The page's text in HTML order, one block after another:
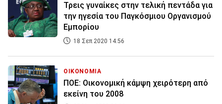
Τρεις γυναίκες στην τελική πεντάδα για
την ηγεσία του Παγκόσμιου Οργανισμού
Εμπορίου
18 Σεπ 2020 14:56
ΟΙΚΟΝΟΜΙΑ
ΠΟΕ: Οικονομική κάμψη χειρότερη από
εκείνη του 2008